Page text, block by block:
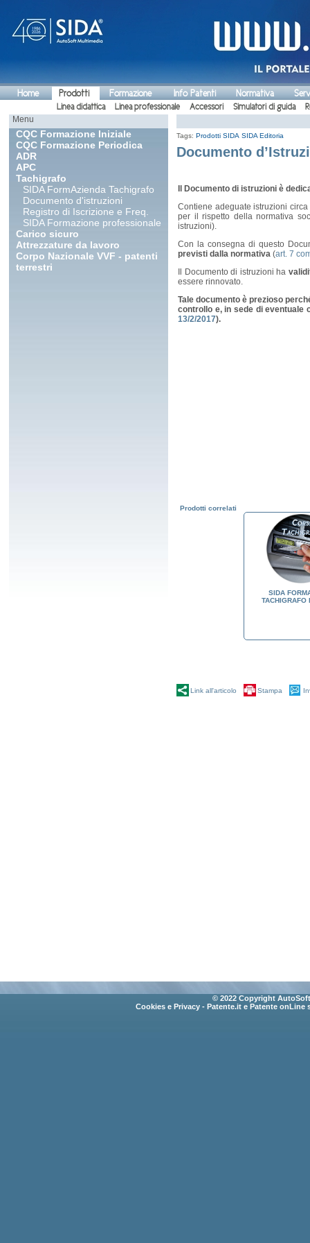
Home Prodotti Formazione Info Patenti Normativa
Linea didattica Linea professionale Accessori Simulatori di guida
Menu
CQC Formazione Iniziale
CQC Formazione Periodica
ADR
APC
Tachigrafo
SIDA FormAzienda Tachigrafo
Documento d'istruzioni
Registro di Iscrizione e Freq.
SIDA Formazione professionale
Carico sicuro
Attrezzature da lavoro
Corpo Nazionale VVF - patenti
terrestri
Tags: Prodotti SIDA SIDA Editoria
Documento
Il Documento di istruzioni è
Contiene adeguate istruzioni
per il rispetto della normativa
istruzioni).
Con la consegna di questo
previsti dalla normativa (art. 7
Il Documento di istruzioni ha
essere rinnovato.
Tale documento è prezioso
controllo e, in sede di eventuale
13/2/2017).
Prodotti correlati
SIDA
TACHIGRAFO
Link all'articolo Stampa
© 2022 Copyright
Cookies e Privacy - Patente.it e Patente onLine